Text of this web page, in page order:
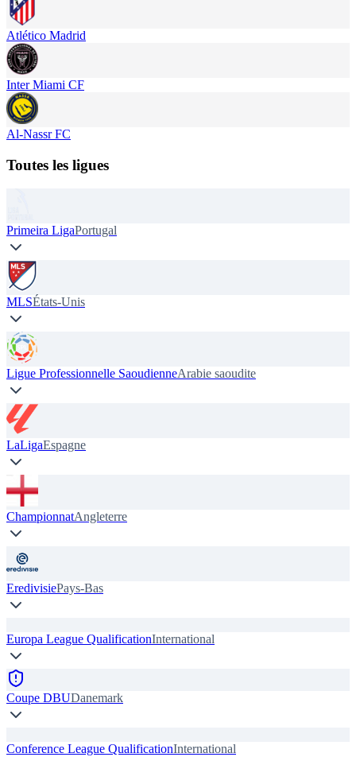
Atlético Madrid
Inter Miami CF
Al-Nassr FC
Toutes les ligues
Primeira LigaPortugal
MLSÉtats-Unis
Ligue Professionnelle SaoudienneArabie saoudite
LaLigaEspagne
ChampionnatAngleterre
EredivisiePays-Bas
Europa League QualificationInternational
Coupe DBUDanemark
Conference League QualificationInternational